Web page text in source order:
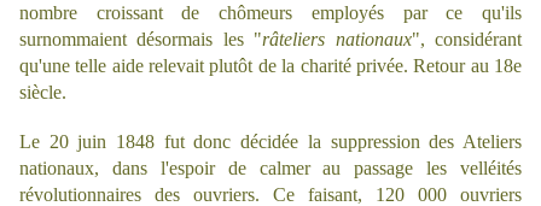
nombre croissant de chômeurs employés par ce qu'ils
surnommaient désormais les "râteliers nationaux", considérant
qu'une telle aide relevait plutôt de la charité privée. Retour au 18e
siècle.
Le 20 juin 1848 fut donc décidée la suppression des Ateliers
nationaux, dans l'espoir de calmer au passage les velléités
révolutionnaires des ouvriers. Ce faisant, 120 000 ouvriers